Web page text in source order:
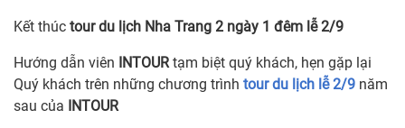
Kết thúc tour du lịch Nha Trang 2 ngày 1 đêm lễ 2/9
Hướng dẫn viên INTOUR tạm biệt quý khách, hẹn gặp lại
Quý khách trên những chương trình tour du lịch lễ 2/9 năm
sau của INTOUR